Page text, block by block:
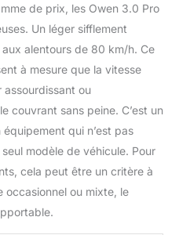
de prix, les Owen 3.0 Pro
Un léger sifflement
alentours de 80 km/h. Ce
à mesure que la vitesse
assourdissant ou
couvrant sans peine. C’est un
qui n’est pas
modèle de véhicule. Pour
cela peut être un critère à
occasionnel ou mixte, le